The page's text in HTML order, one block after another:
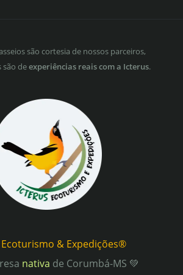
são cortesia de nossos parceiros,
são deexperiências reais com a Icterus.
& Expedições®
nativa de Corumbá-MS 💚